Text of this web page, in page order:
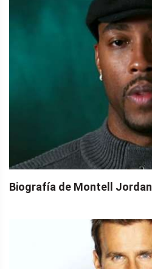
Biografía de Montell Jordan